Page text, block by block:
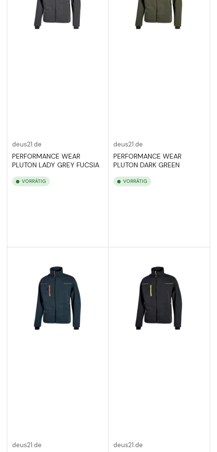
deus21.de
PERFORMANCE WEAR
PLUTON LADY GREY FUCSIA
VORRÄTIG
deus21.de
PERFORMANCE WEAR
PLUTON DARK GREEN
VORRÄTIG
deus21.de deus21.de